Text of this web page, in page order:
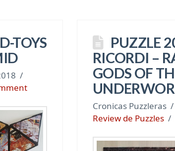
TOYS
PUZZLE
RICORDI –
GODS OF
Cronicas Puzzleras
Review de Puzzles